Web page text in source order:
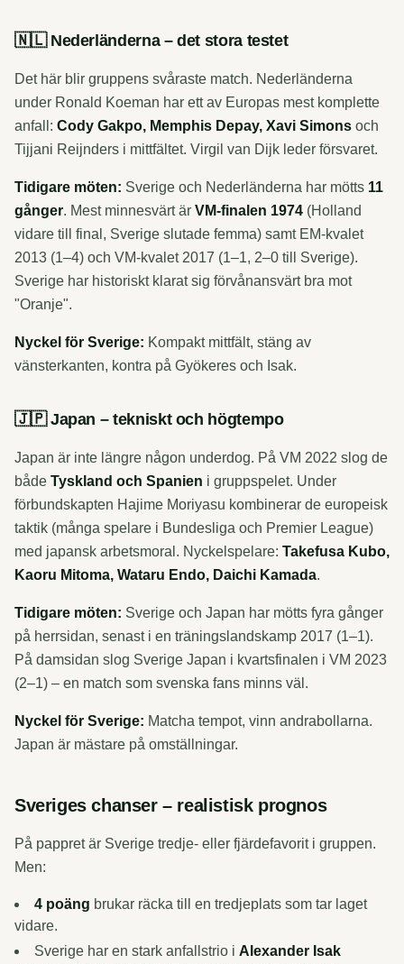
🇳🇱 Nederländerna – det stora testet
Det här blir gruppens svåraste match. Nederländerna
under Ronald Koeman har ett av Europas mest komplette
anfall: Cody Gakpo, Memphis Depay, Xavi Simons och
Tijjani Reijnders i mittfältet. Virgil van Dijk leder försvaret.
Tidigare möten: Sverige och Nederländerna har mötts 11
gånger. Mest minnesvärt är VM-finalen 1974 (Holland
vidare till final, Sverige slutade femma) samt EM-kvalet
2013 (1–4) och VM-kvalet 2017 (1–1, 2–0 till Sverige).
Sverige har historiskt klarat sig förvånansvärt bra mot
"Oranje".
Nyckel för Sverige: Kompakt mittfält, stäng av
vänsterkanten, kontra på Gyökeres och Isak.
🇯🇵 Japan – tekniskt och högtempo
Japan är inte längre någon underdog. På VM 2022 slog de
både Tyskland och Spanien i gruppspelet. Under
förbundskapten Hajime Moriyasu kombinerar de europeisk
taktik (många spelare i Bundesliga och Premier League)
med japansk arbetsmoral. Nyckelspelare: Takefusa Kubo,
Kaoru Mitoma, Wataru Endo, Daichi Kamada.
Tidigare möten: Sverige och Japan har mötts fyra gånger
på herrsidan, senast i en träningslandskamp 2017 (1–1).
På damsidan slog Sverige Japan i kvartsfinalen i VM 2023
(2–1) – en match som svenska fans minns väl.
Nyckel för Sverige: Matcha tempot, vinn andrabollarna.
Japan är mästare på omställningar.
Sveriges chanser – realistisk prognos
På pappret är Sverige tredje- eller fjärdefavorit i gruppen.
Men:
4 poäng brukar räcka till en tredjeplats som tar laget
vidare.
Sverige har en stark anfallstrio i Alexander Isak